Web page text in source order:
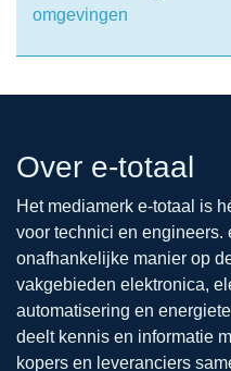
omgevingen
Over e-totaal
Het mediamerk e-totaal is
voor technici en engineers.
onafhankelijke manier op
vakgebieden elektronica,
automatisering en
deelt kennis en informatie
kopers en leveranciers